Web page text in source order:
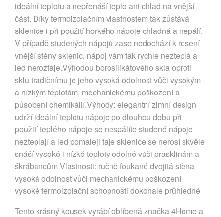
ideální teplotu a nepřenáší teplo ani chlad na vnější
část. Díky termoizolačním vlastnostem tak zůstává
sklenice i při použití horkého nápoje chladná a nepálí.
V případě studených nápojů zase nedochází k rosení
vnější stěny sklenic, nápoj vám tak rychle nezteplá a
led neroztaje.Výhodou borosilikátového skla oproti
sklu tradičnímu je jeho vysoká odolnost vůči vysokým
a nízkým teplotám, mechanickému poškození a
působení chemikálií.Výhody: elegantní zimní design
udrží ideální teplotu nápoje po dlouhou dobu při
použití teplého nápoje se nespálíte studené nápoje
nezteplají a led pomaleji taje sklenice se nerosí skvěle
snáší vysoké i nízké teploty odolné vůči prasklinám a
škrábancům Vlastnosti: ručně foukané dvojitá stěna
vysoká odolnost vůči mechanickému poškození
vysoké termoizolační schopnosti dokonale průhledné
Tento krásný kousek vyrábí oblíbená značka 4Home a